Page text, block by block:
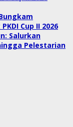
Cup II 2026
Salurkan
Pelestarian